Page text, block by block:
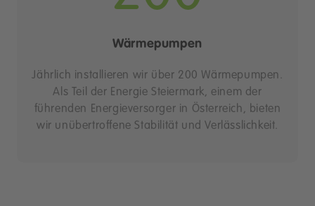
Wärmepumpen
Jährlich installieren wir über 200 Wärmepumpen.
Als Teil der Energie Steiermark, einem der
führenden Energieversorger in Österreich, bieten
wir unübertroffene Stabilität und Verlässlichkeit.